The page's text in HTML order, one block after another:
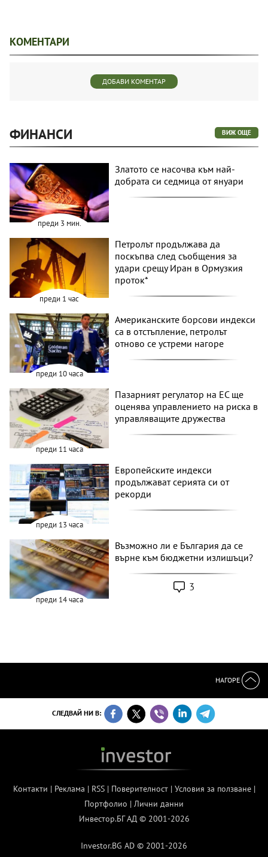
КОМЕНТАРИ
ДОБАВИ КОМЕНТАР
ФИНАНСИ ВИЖ ОЩЕ
преди 3 мин.
Златото се насочва към най-
добрата си седмица от януари
преди 1 час
Петролът продължава да
поскъпва след съобщения за
удари срещу Иран в Ормузкия
проток*
преди 10 часа
Американските борсови индекси
са в отстъпление, петролът
отново се устреми нагоре
преди 11 часа
Пазарният регулатор на ЕС ще
оценява управлението на риска в
управляващите дружества
преди 13 часа
Европейските индекси
продължават серията си от
рекорди
преди 14 часа
Възможно ли е България да се
върне към бюджетни излишъци?
3
НАГОРЕ
СЛЕДВАЙ НИ В:
Контакти | Реклама | RSS| Поверителност| Условия за ползване|
Портфолио | Лични данни
Инвестор.БГ АД © 2001-2026
Investor.BG AD © 2001-2026